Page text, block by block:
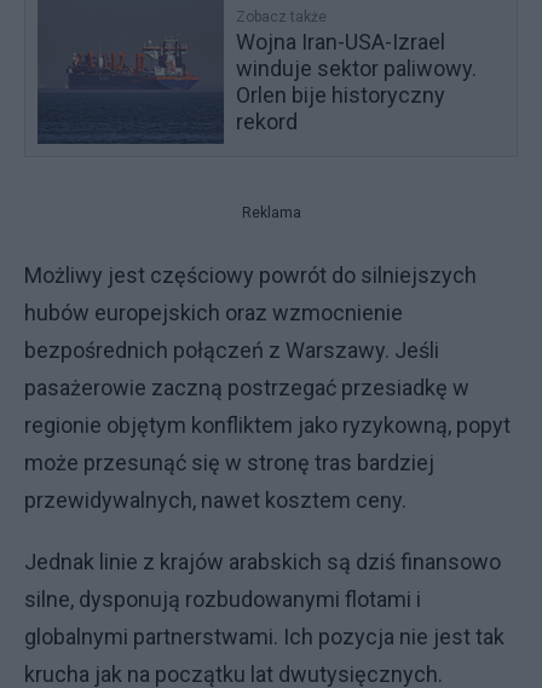
Zobacz także
Wojna Iran-USA-Izrael
winduje sektor paliwowy.
Orlen bije historyczny
rekord
Reklama
Możliwy jest częściowy powrót do silniejszych
hubów europejskich oraz wzmocnienie
bezpośrednich połączeń z Warszawy. Jeśli
pasażerowie zaczną postrzegać przesiadkę w
regionie objętym konfliktem jako ryzykowną, popyt
może przesunąć się w stronę tras bardziej
przewidywalnych, nawet kosztem ceny.
Jednak linie z krajów arabskich są dziś finansowo
silne, dysponują rozbudowanymi flotami i
globalnymi partnerstwami. Ich pozycja nie jest tak
krucha jak na początku lat dwutysięcznych.